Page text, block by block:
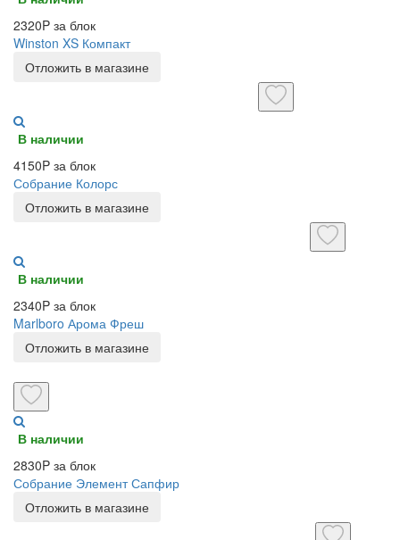
2320P за блок
Winston XS Компакт
Отложить в магазине
В наличии
4150P за блок
Собрание Колорс
Отложить в магазине
В наличии
2340P за блок
Marlboro Арома Фреш
Отложить в магазине
В наличии
2830P за блок
Собрание Элемент Сапфир
Отложить в магазине